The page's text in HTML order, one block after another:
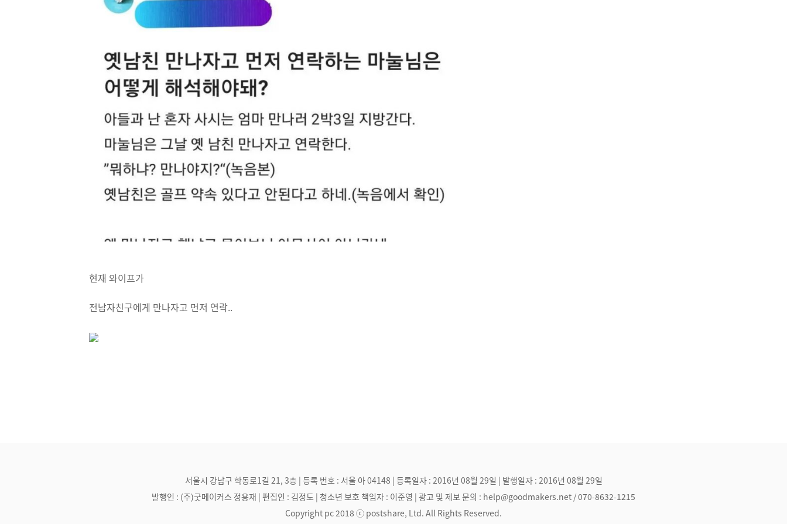
현재 와이프가
전남자친구에게 만나자고 먼저 연락..
서울시 강남구 학동로1길 21, 3층 | 등록 번호 : 서울 아 04148 | 등록일자 : 2016년 08월 29일 | 발행일자 : 2016년 08월 29일
발행인 : (주)굿메이커스 정용재 | 편집인 : 김정도 | 청소년 보호 책임자 : 이준영 | 광고 및 제보 문의 : help@goodmakers.net / 070-8632-1215
Copyright pc 2018 ⓒ postshare, Ltd. All Rights Reserved.